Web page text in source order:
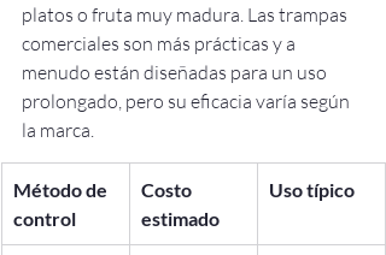
platos o fruta muy madura. Las trampas
comerciales son más prácticas y a
menudo están diseñadas para un uso
prolongado, pero su eficacia varía según
la marca.
Método de
control
Costo
estimado
Uso típico